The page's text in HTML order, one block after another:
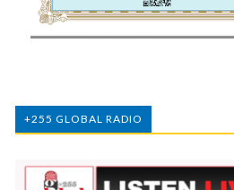
+255 GLOBAL RADIO